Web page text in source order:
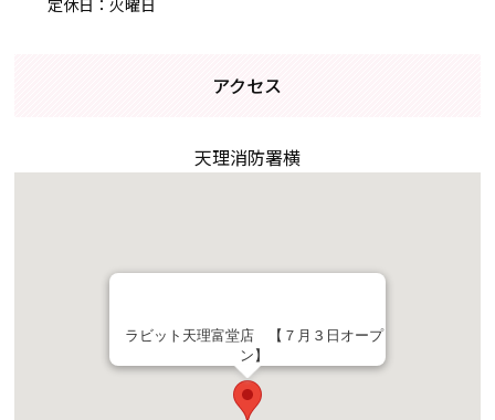
定休日：火曜日
アクセス
天理消防署横
ラビット天理富堂店 【７月３日オープ
ン】